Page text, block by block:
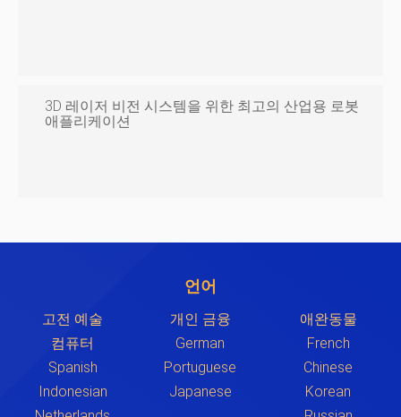
3D 레이저 비전 시스템을 위한 최고의 산업용 로봇
애플리케이션
언어
고전 예술 개인 금융
애완동물
컴퓨터
German
French
Spanish
Portuguese
Chinese
Indonesian
Japanese
Korean